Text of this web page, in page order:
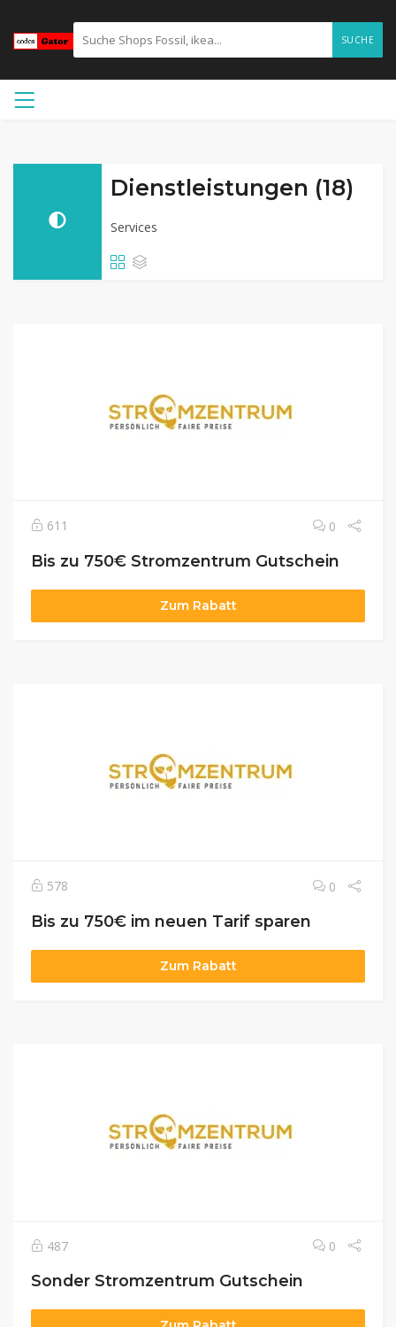
SUCHE
Dienstleistungen (18)
Services
611 0
Bis zu 750€ Stromzentrum Gutschein
Zum Rabatt
578 0
Bis zu 750€ im neuen Tarif sparen
Zum Rabatt
487 0
Sonder Stromzentrum Gutschein